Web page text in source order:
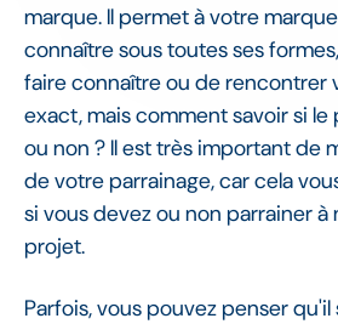
marque. Il permet à votre
connaître sous toutes ses
faire connaître ou de rencontrer
exact, mais comment savoir si le
ou non ? Il est très important de
de votre parrainage, car cela
si vous devez ou non parrainer à
projet.
Parfois, vous pouvez penser